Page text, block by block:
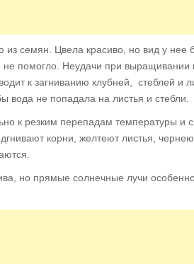
из семян. Цвела красиво, но вид у
помогло. Неудачи при выращивании
к загниванию клубней, стеблей и
вода не попадала на листья и стебли.
к резким перепадам темпе­ратуры и
корни, желтеют листья,
но прямые солнечные лучи